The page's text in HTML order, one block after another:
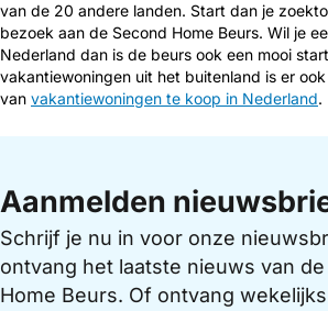
van de 20 andere landen. Start dan je
bezoek aan de Second Home Beurs. Wil je
Nederland dan is de beurs ook een mooi
vakantiewoningen uit het buitenland is er
van vakantiewoningen te koop in Nederland.
Aanmelden
Schrijf je nu in voor onze
ontvang het laatste nieuws van
Home Beurs. Of ontvang